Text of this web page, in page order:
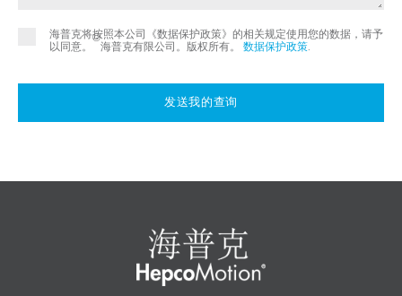
海普克将按照本公司《数据保护政策》的相关规定使用您的数据，请予
以同意。
©
海普克有限公司。版权所有。 数据保护政策.
发送我的查询